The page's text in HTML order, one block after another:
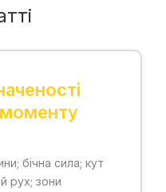
моменту
бічна сила; кут
рух; зони